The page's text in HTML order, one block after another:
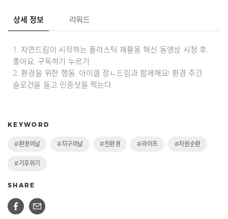
상세 정보 리워드
1. 자연드림이 시작하는 플라스틱 재활용 혁신 동영상 시청 후,
좋아요, 구독하기 누르기
2. 환경을 위한 행동, 아이쿱 장ㄴ드림과 함께해요! 환경 주간
슬로건을 들고 인증샷을 찍는다.
KEYWORD
#환경의날 #지구의날 #친환경 #라이프 #자원순환
#기후위기
SHARE